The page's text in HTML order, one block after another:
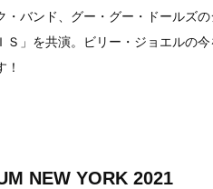
バンド、グー・グー・ドールズ
」を共演。ビリー・ジョエルの
NEW YORK 2021